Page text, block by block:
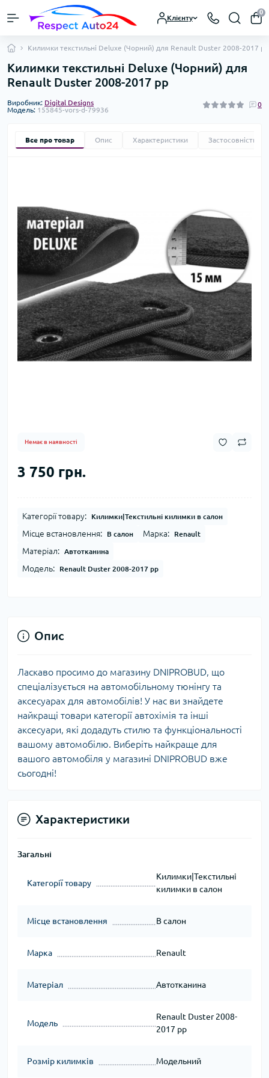
Клієнту
0
Килимки текстильні Deluxe (Чорний) для Renault Duster 2008-2017 рр
Килимки текстильні Deluxe (Чорний) для
Renault Duster 2008-2017 рр
Виробник: Digital Designs
Модель: 155845-vors-d-79936
0
Все про товар Опис Характеристики Застосовність
Немає в наявності
3 750 грн.
Категорії товару: Килимки|Текстильні килимки в салон
Місце встановлення: В салон Марка: Renault
Матеріал: Автотканина
Модель: Renault Duster 2008-2017 рр
Опис
Ласкаво просимо до магазину DNIPROBUD, що
спеціалізується на автомобільному тюнінгу та
аксесуарах для автомобілів! У нас ви знайдете
найкращі товари категорії автохімія та інші
аксесуари, які додадуть стилю та функціональності
вашому автомобілю. Виберіть найкраще для
вашого автомобіля у магазині DNIPROBUD вже
сьогодні!
Характеристики
Загальні
Категорії товару
Килимки|Текстильні
килимки в салон
Місце встановлення В салон
Марка Renault
Матеріал Автотканина
Модель
Renault Duster 2008-
2017 рр
Розмір килимків Модельний